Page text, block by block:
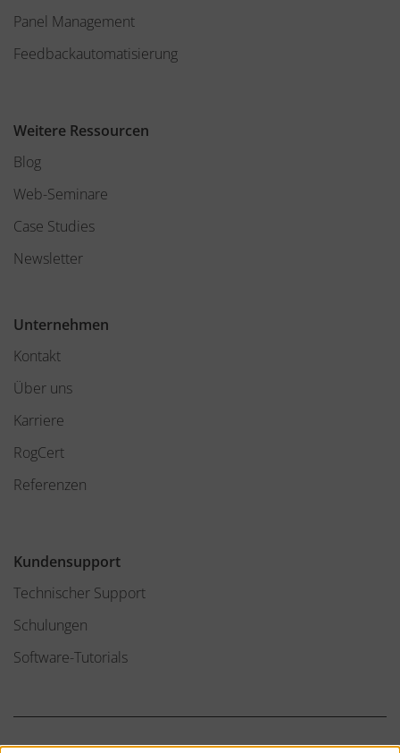
Panel Management
Feedbackautomatisierung
Weitere Ressourcen
Blog
Web-Seminare
Case Studies
Newsletter
Unternehmen
Kontakt
Über uns
Karriere
RogCert
Referenzen
Kundensupport
Technischer Support
Schulungen
Software-Tutorials